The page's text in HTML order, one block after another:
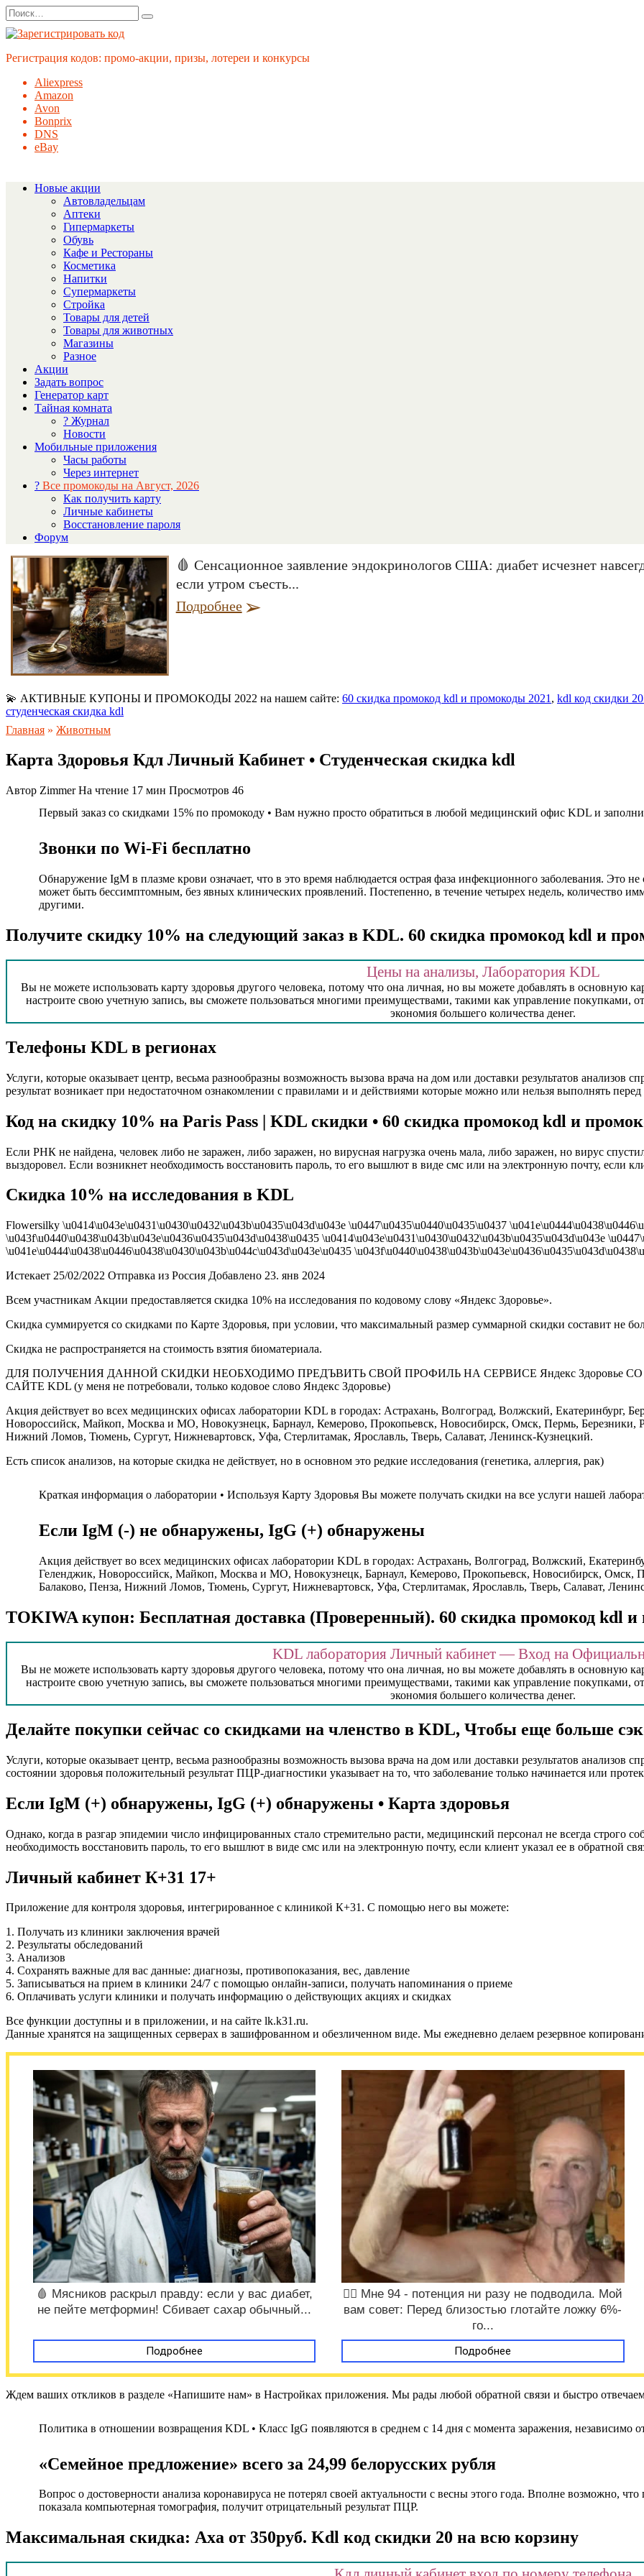
Перейти
к
содержанию
Search
for:
Регистрация кодов: промо-акции, призы, лотереи и конкурсы
Aliexpress
Amazon
Avon
Bonprix
DNS
eBay
Новые акции
Автовладельцам
Аптеки
Гипермаркеты
Обувь
Кафе и Рестораны
Косметика
Напитки
Супермаркеты
Стройка
Товары для детей
Товары для животных
Магазины
Разное
Акции
Задать вопрос
Генератор карт
Тайная комната
? Журнал
Новости
Мобильные приложения
Часы работы
Через интернет
? Все промокоды на Август, 2026
Как получить карту
Личные кабинеты
Восстановление пароля
Форум
🩸 Сенсационное заявление эндокринологов США: диабет исчезнет
если утром съесть...
Подробнее
💫 АКТИВНЫЕ КУПОНЫ И ПРОМОКОДЫ 2022 на нашем сайте: 60 скидка промокод kdl и промокоды 2021 , kdl код скидки
студенческая скидка kdl
Главная » Животным
Карта Здоровья Кдл Личный Кабинет • Студенческая скидка kdl
Автор Zimmer На чтение 17 мин Просмотров 46
Первый заказ со скидками 15% по промокоду • Вам нужно просто обратиться в любой медицинский офис KDL и
Звонки по Wi-Fi бесплатно
Обнаружение IgM в плазме крови означает, что в это время наблюдается острая фаза инфекционного заболевания. Это
может быть бессимптомным, без явных клинических проявлений. Постепенно, в течение четырех недель, количество
другими.
Получите скидку 10% на следующий заказ в KDL. 60 скидка промокод kdl и
Цены на анализы, Лаборатория KDL
Вы не можете использовать карту здоровья другого человека, потому что она личная, но вы можете добавлять в основную
настроите свою учетную запись, вы сможете пользоваться многими преимуществами, такими как управление покупками,
экономия большего количества денег.
Телефоны KDL в регионах
Услуги, которые оказывает центр, весьма разнообразны возможность вызова врача на дом или доставки результатов анализов
результат возникает при недостаточном ознакомлении с правилами и и действиями которые можно или нельзя выполнять
Код на скидку 10% на Paris Pass | KDL скидки • 60 скидка промокод kdl и
Если РНК не найдена, человек либо не заражен, либо заражен, но вирусная нагрузка очень мала, либо заражен, но вирус
выздоровел. Если возникнет необходимость восстановить пароль, то его вышлют в виде смс или на электронную почту, если
Скидка 10% на исследования в KDL
Flowersilky \u0414\u043e\u0431\u0430\u0432\u043b\u0435\u043d\u043e \u0447\u0435\u0440\u0435\u0437
\u043f\u0440\u0438\u043b\u043e\u0436\u0435\u043d\u0438\u0435 \u0414\u043e\u0431\u0430\u0432\u043b\u0435\u043d\u043e
\u041e\u0444\u0438\u0446\u0438\u0430\u043b\u044c\u043d\u043e\u0435
Истекает 25/02/2022 Отправка из Россия Добавлено 23. янв 2024
Всем участникам Акции предоставляется скидка 10% на исследования по кодовому слову «Яндекс Здоровье».
Скидка суммируется со скидками по Карте Здоровья, при условии, что максимальный размер суммарной скидки составит не
Скидка не распространяется на стоимость взятия биоматериала.
ДЛЯ ПОЛУЧЕНИЯ ДАННОЙ СКИДКИ НЕОБХОДИМО ПРЕДЪВИТЬ СВОЙ ПРОФИЛЬ НА СЕРВИСЕ Яндекс
САЙТЕ KDL (у меня не потребовали, только кодовое слово Яндекс Здоровье)
Акция действует во всех медицинских офисах лаборатории KDL в городах: Астрахань, Волгоград, Волжский, Екатеринбург,
Новороссийск, Майкоп, Москва и МО, Новокузнецк, Барнаул, Кемерово, Прокопьевск, Новосибирск, Омск, Пермь, Березники,
Нижний Ломов, Тюмень, Сургут, Нижневартовск, Уфа, Стерлитамак, Ярославль, Тверь, Салават, Ленинск-Кузнецкий.
Есть список анализов, на которые скидка не действует, но в основном это редкие исследования (генетика, аллергия, рак)
Краткая информация о лаборатории • Используя Карту Здоровья Вы можете получать скидки на все услуги нашей
Если IgM (-) не обнаружены, IgG (+) обнаружены
Акция действует во всех медицинских офисах лаборатории KDL в городах: Астрахань, Волгоград, Волжский,
Геленджик, Новороссийск, Майкоп, Москва и МО, Новокузнецк, Барнаул, Кемерово, Прокопьевск, Новосибирск, Омск,
Балаково, Пенза, Нижний Ломов, Тюмень, Сургут, Нижневартовск, Уфа, Стерлитамак, Ярославль, Тверь, Салават,
TOKIWA купон: Бесплатная доставка (Проверенный). 60 скидка промокод kdl и
KDL лаборатория Личный кабинет — Вход на
Вы не можете использовать карту здоровья другого человека, потому что она личная, но вы можете добавлять в основную
настроите свою учетную запись, вы сможете пользоваться многими преимуществами, такими как управление покупками,
экономия большего количества денег.
Делайте покупки сейчас со скидками на членство в KDL, Чтобы еще больше
Услуги, которые оказывает центр, весьма разнообразны возможность вызова врача на дом или доставки результатов
состоянии здоровья положительный результат ПЦР-диагностики указывает на то, что заболевание только начинается или
Если IgM (+) обнаружены, IgG (+) обнаружены • Карта здоровья
Однако, когда в разгар эпидемии число инфицированных стало стремительно расти, медицинский персонал не всегда строго
необходимость восстановить пароль, то его вышлют в виде смс или на электронную почту, если клиент указал ее в обратной
Личный кабинет К+31 17+
Приложение для контроля здоровья, интегрированное с клиникой К+31. С помощью него вы можете:
1. Получать из клиники заключения врачей
2. Результаты обследований
3. Анализов
4. Сохранять важные для вас данные: диагнозы, противопоказания, вес, давление
5. Записываться на прием в клиники 24/7 с помощью онлайн-записи, получать напоминания о приеме
6. Оплачивать услуги клиники и получать информацию о действующих акциях и скидках
Все функции доступны и в приложении, и на сайте lk.k31.ru.
Данные хранятся на защищенных серверах в зашифрованном и обезличенном виде. Мы ежедневно делаем резервное
🩸 Мясников раскрыл правду: если у вас диабет,
не пейте метформин! Сбивает сахар обычный...
Подробнее
❤️‍🔥 Мне 94 - потенция ни разу не подводила. Мой
вам совет: Перед близостью глотайте ложку 6%-
го...
Подробнее
Ждем ваших откликов в разделе «Напишите нам» в Настройках приложения. Мы рады любой обратной связи и быстро
Политика в отношении возвращения KDL • Класс IgG появляются в среднем с 14 дня с момента заражения, независимо
«Семейное предложение» всего за 24,99 белорусских рубля
Вопрос о достоверности анализа коронавируса не потерял своей актуальности с весны этого года. Вполне возможно,
показала компьютерная томография, получит отрицательный результат ПЦР.
Максимальная скидка: Axa от 350руб. Kdl код скидки 20 на всю корзину